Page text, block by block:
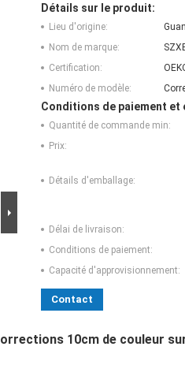
Détails sur le produit:
Lieu d'origine:
Nom de marque:
Certification:
Numéro de modèle:
Conditions de paiement et
Quantité de commande min:
Prix:
Détails d'emballage:
Délai de livraison:
Conditions de paiement:
Capacité d'approvisionnement:
Contact
10cm de couleur